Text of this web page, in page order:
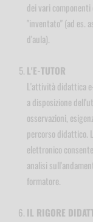
dei vari
"inventato" (ad es.
d'aula).
L'E-TUTOR
L'attività didattica
a disposizione
osservazioni,
percorso didattico.
elettronico
analisi
formatore.
IL RIGORE